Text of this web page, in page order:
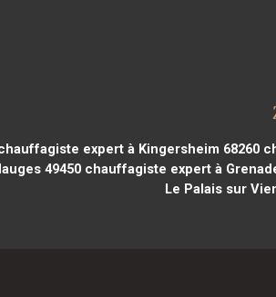
expert à Kingersheim 68260
49450 chauffagiste expert à
Le Palais sur